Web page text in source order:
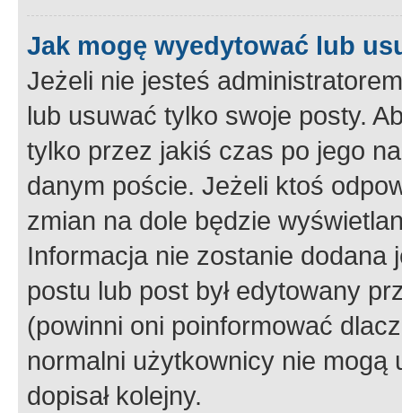
Jak mogę wyedytować lub
Jeżeli nie jesteś
lub usuwać tylko swoje posty.
tylko przez jakiś czas po jego
danym poście. Jeżeli ktoś
zmian na dole będzie
Informacja nie zostanie dodana
postu lub post był edytowany
(powinni oni poinformować
normalni użytkownicy nie
dopisał kolejny.